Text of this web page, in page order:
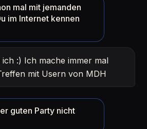
mal mit jemanden
im Internet kennen
:) Ich mache immer mal
mit Usern von MDH
guten Party nicht